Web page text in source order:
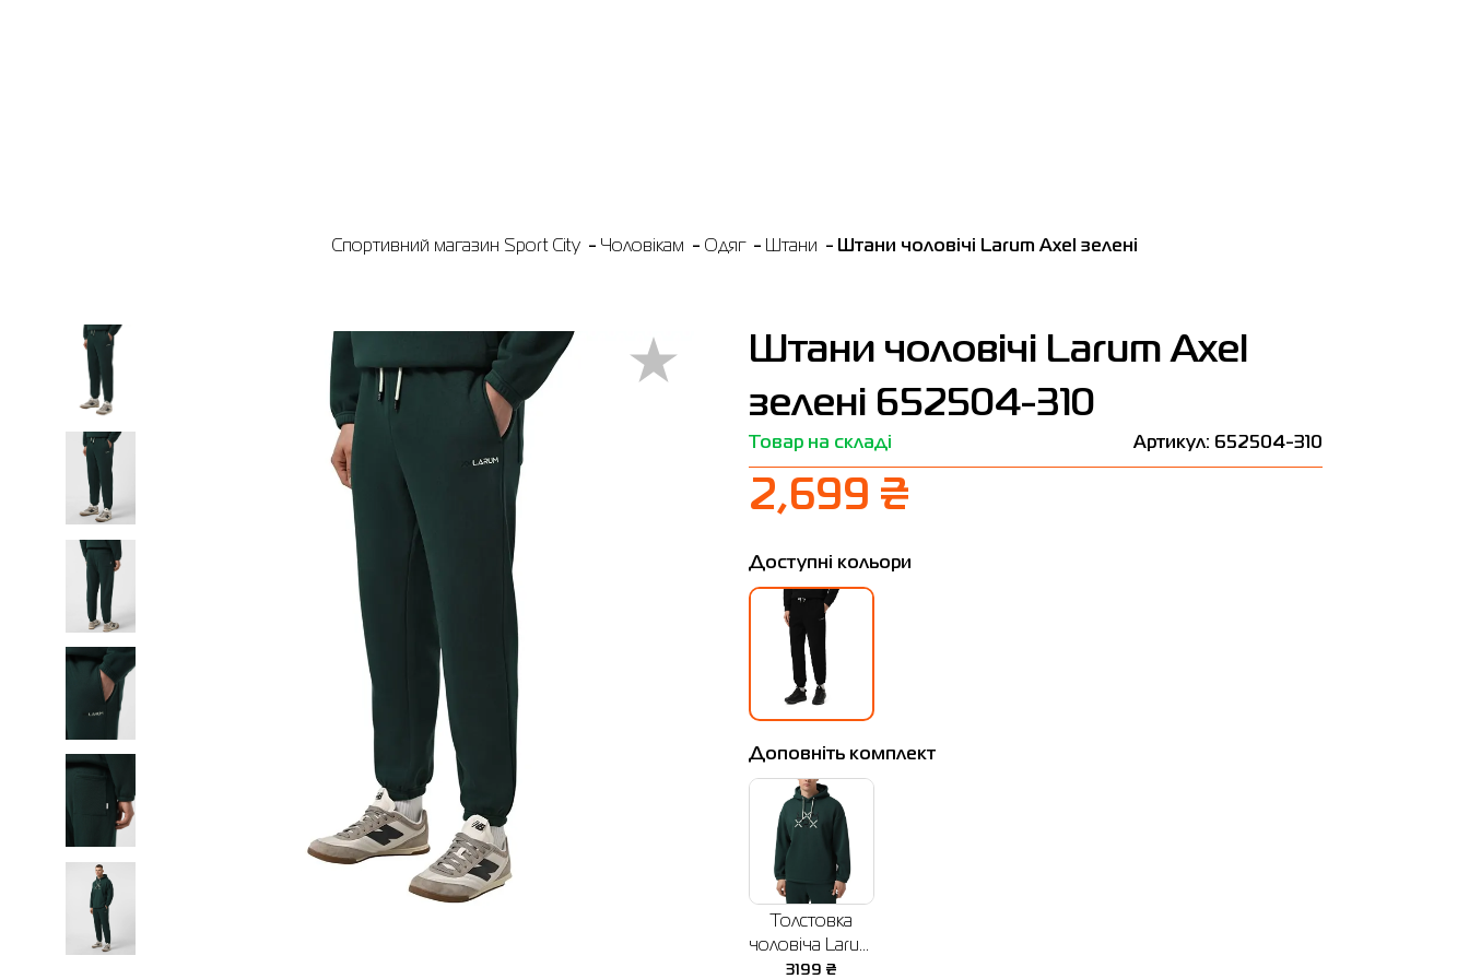
Спортивний магазин Sport City Чоловікам Одяг Штани Штани чоловічі Larum Axel зелені
Штани чоловічі Larum Axel
зелені 652504-310
Товар на складі Артикул: 652504-310
2,699 ₴
Доступні кольори
Доповніть комплект
Толстовка
чоловіча Larum
Jasper зелена
3199 ₴